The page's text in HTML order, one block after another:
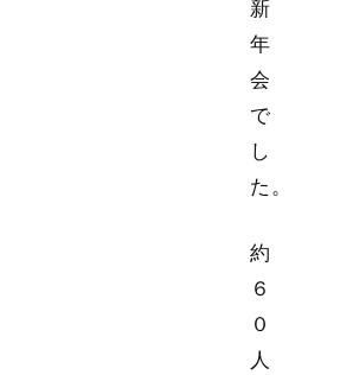
新
年
会
で
し
た。
約
６
０
人